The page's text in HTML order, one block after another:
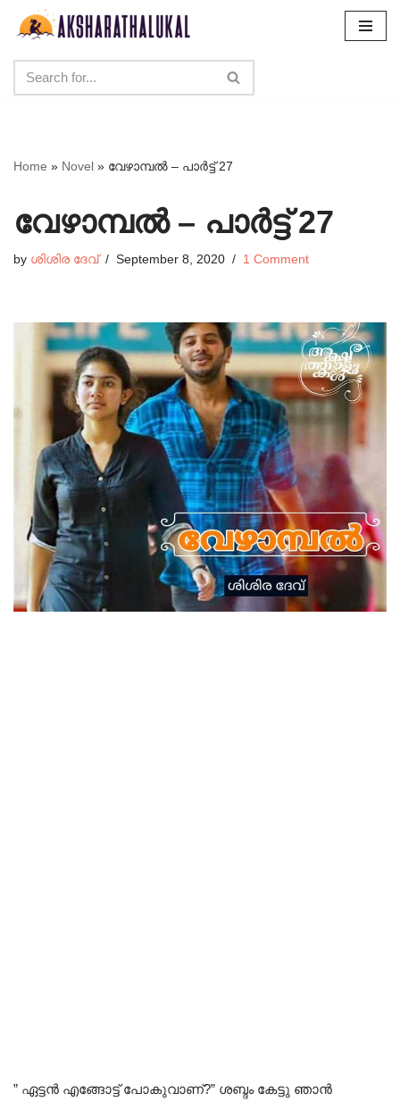
content
Home » Novel » വേഴാമ്പൽ – പാർട്ട്‌ 27
വേഴാമ്പൽ – പാർട്ട്‌ 27
by ശിശിര ദേവ് September 8, 2020 1 Comment
” ഏട്ടൻ എങ്ങോട്ട് പോകുവാണ്?” ശബ്ദം കേട്ടു ഞാൻ